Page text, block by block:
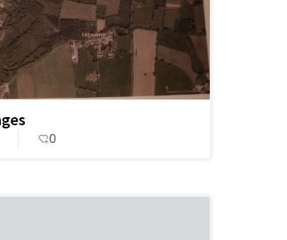
0